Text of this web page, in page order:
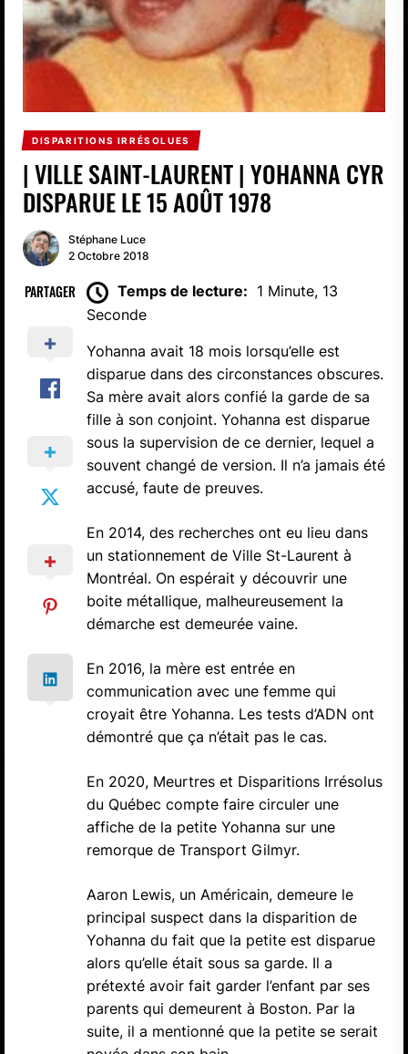
DISPARITIONS IRRÉSOLUES
| VILLE SAINT-LAURENT | YOHANNA CYR
DISPARUE LE 15 AOÛT 1978
Stéphane Luce
2 Octobre 2018
PARTAGER Temps de lecture: 1 Minute, 13
Seconde
Yohanna avait 18 mois lorsqu’elle est
disparue dans des circonstances obscures.
Sa mère avait alors confié la garde de sa
fille à son conjoint. Yohanna est disparue
sous la supervision de ce dernier, lequel a
souvent changé de version. Il n’a jamais été
accusé, faute de preuves.
En 2014, des recherches ont eu lieu dans
un stationnement de Ville St-Laurent à
Montréal. On espérait y découvrir une
boite métallique, malheureusement la
démarche est demeurée vaine.
En 2016, la mère est entrée en
communication avec une femme qui
croyait être Yohanna. Les tests d’ADN ont
démontré que ça n’était pas le cas.
En 2020, Meurtres et Disparitions Irrésolus
du Québec compte faire circuler une
affiche de la petite Yohanna sur une
remorque de Transport Gilmyr.
Aaron Lewis, un Américain, demeure le
principal suspect dans la disparition de
Yohanna du fait que la petite est disparue
alors qu’elle était sous sa garde. Il a
prétexté avoir fait garder l’enfant par ses
parents qui demeurent à Boston. Par la
suite, il a mentionné que la petite se serait